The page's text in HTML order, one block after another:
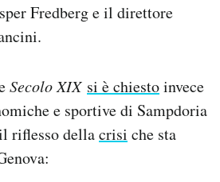
Fredberg e il direttore
Secolo XIX si è chiestoinvece
e sportive di Sampdoria
riflesso dellacrisi che sta